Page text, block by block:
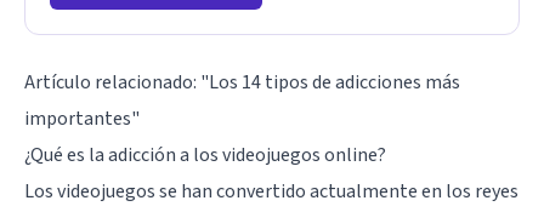
Artículo relacionado: "Los 14 tipos de adicciones más
importantes"
¿Qué es la adicción a los videojuegos online?
Los videojuegos se han convertido actualmente en los reyes